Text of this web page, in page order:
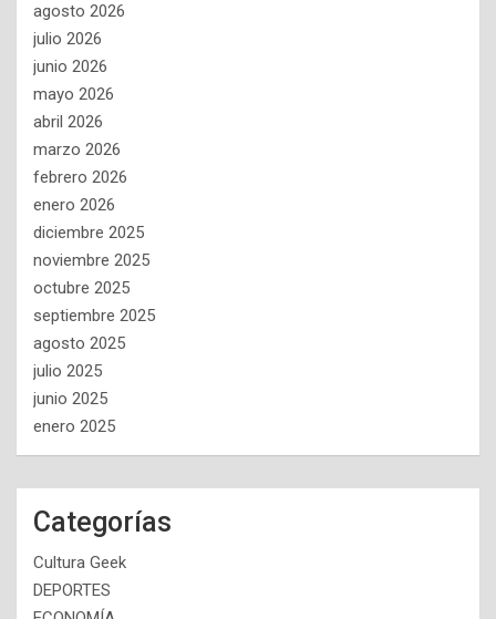
agosto 2026
julio 2026
junio 2026
mayo 2026
abril 2026
marzo 2026
febrero 2026
enero 2026
diciembre 2025
noviembre 2025
octubre 2025
septiembre 2025
agosto 2025
julio 2025
junio 2025
enero 2025
Categorías
Cultura Geek
DEPORTES